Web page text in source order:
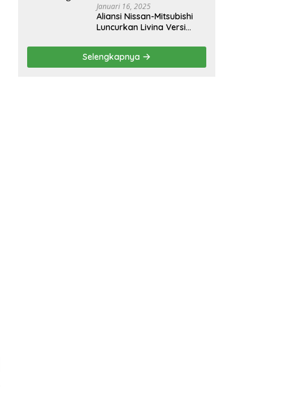
Januari 16, 2025
Aliansi Nissan-Mitsubishi
Luncurkan Livina Versi
Selengkapnya